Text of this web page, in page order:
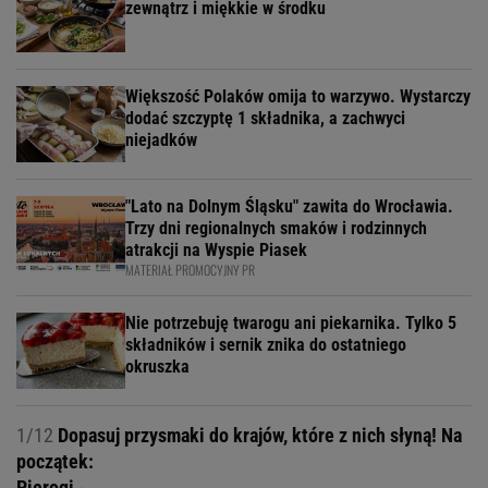
zewnątrz i miękkie w środku
Większość Polaków omija to warzywo. Wystarczy
dodać szczyptę 1 składnika, a zachwyci
niejadków
"Lato na Dolnym Śląsku" zawita do Wrocławia.
Trzy dni regionalnych smaków i rodzinnych
atrakcji na Wyspie Piasek
MATERIAŁ PROMOCYJNY PR
Nie potrzebuję twarogu ani piekarnika. Tylko 5
składników i sernik znika do ostatniego
okruszka
1/12 Dopasuj przysmaki do krajów, które z nich słyną! Na
początek: